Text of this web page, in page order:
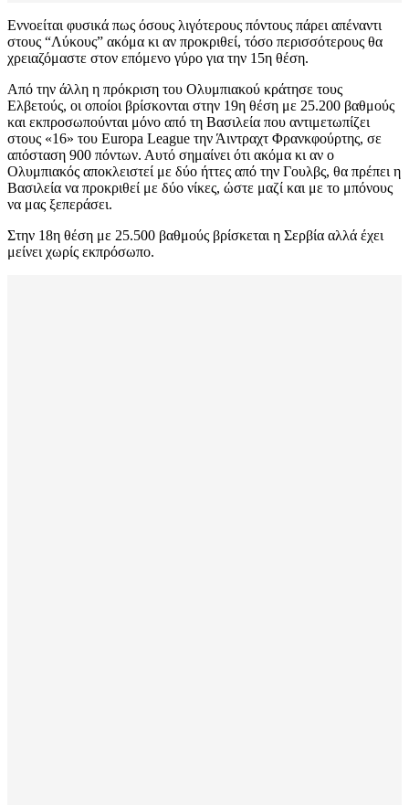
Εννοείται φυσικά πως όσους λιγότερους πόντους πάρει απέναντι
στους “Λύκους” ακόμα κι αν προκριθεί, τόσο περισσότερους θα
χρειαζόμαστε στον επόμενο γύρο για την 15η θέση.
Από την άλλη η πρόκριση του Ολυμπιακού κράτησε τους
Ελβετούς, οι οποίοι βρίσκονται στην 19η θέση με 25.200 βαθμούς
και εκπροσωπούνται μόνο από τη Βασιλεία που αντιμετωπίζει
στους «16» του Europa League την Άιντραχτ Φρανκφούρτης, σε
απόσταση 900 πόντων. Αυτό σημαίνει ότι ακόμα κι αν ο
Ολυμπιακός αποκλειστεί με δύο ήττες από την Γουλβς, θα πρέπει η
Βασιλεία να προκριθεί με δύο νίκες, ώστε μαζί και με το μπόνους
να μας ξεπεράσει.
Στην 18η θέση με 25.500 βαθμούς βρίσκεται η Σερβία αλλά έχει
μείνει χωρίς εκπρόσωπο.